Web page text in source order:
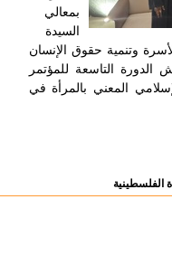
بمعالي
السيدة
وتنمية حقوق الإنسان
التاسعة للمؤتمر
المعني بالمرأة في